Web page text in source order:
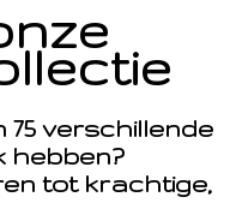
75 verschillende
hebben?
tot krachtige,